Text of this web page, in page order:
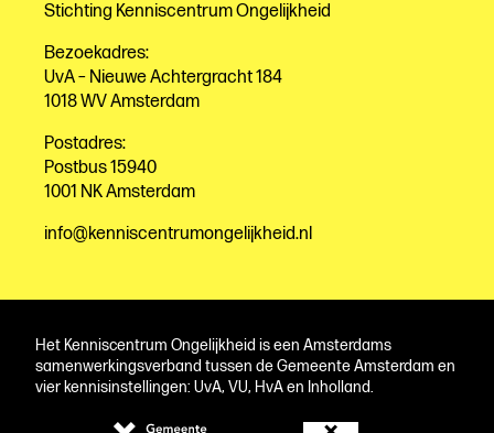
Stichting Kenniscentrum Ongelijkheid
Bezoekadres:
UvA – Nieuwe Achtergracht 184
1018 WV Amsterdam
Postadres:
Postbus 15940
1001 NK Amsterdam
info@kenniscentrumongelijkheid.nl
Het Kenniscentrum Ongelijkheid is een Amsterdams
samenwerkingsverband tussen de Gemeente Amsterdam en
vier kennisinstellingen: UvA, VU, HvA en Inholland.